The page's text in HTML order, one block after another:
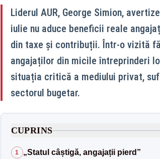
Liderul AUR, George Simion,
iulie nu aduce beneficii reale
din taxe și contribuții. Într-o vizită
angajaților din micile întreprinderi
situația critică a mediului privat,
sectorul bugetar.
CUPRINS
1 „Statul câștigă, angajații pierd”